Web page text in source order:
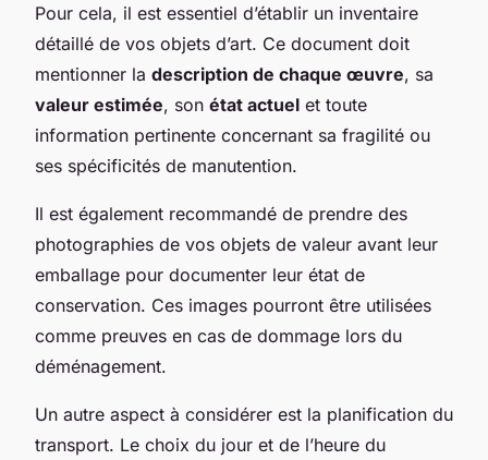
Pour cela, il est essentiel d’établir un inventaire
détaillé de vos objets d’art. Ce document doit
mentionner la description de chaque œuvre, sa
valeur estimée, son état actuel et toute
information pertinente concernant sa fragilité ou
ses spécificités de manutention.
Il est également recommandé de prendre des
photographies de vos objets de valeur avant leur
emballage pour documenter leur état de
conservation. Ces images pourront être utilisées
comme preuves en cas de dommage lors du
déménagement.
Un autre aspect à considérer est la planification du
transport. Le choix du jour et de l’heure du